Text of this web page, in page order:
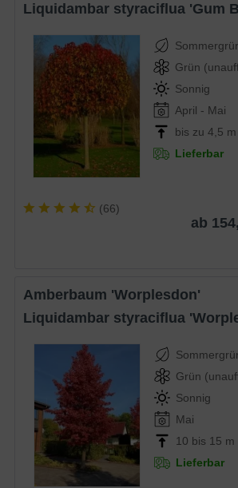
Liquidambar styraciflua 'Gum
Grün
Sonnig
April - Mai
bis zu 4,5 m
Lieferbar
(66)
ab
Amberbaum 'Worplesdon'
Liquidambar styraciflua
Grün
Sonnig
Mai
10 bis 15 m
Lieferbar